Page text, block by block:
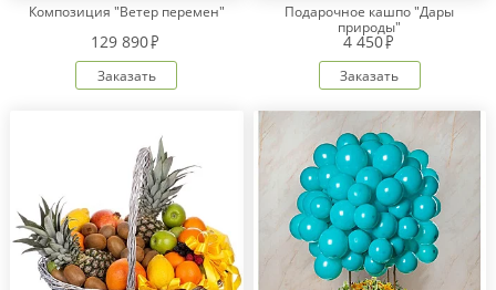
Композиция "Ветер перемен"
129 890
Заказать
Подарочное кашпо "Дары
природы"
4 450
Заказать